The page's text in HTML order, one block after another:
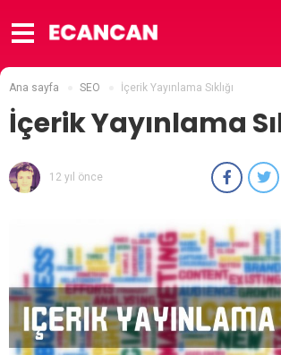
Ana sayfa SEO İçerik Yayınlama Sıklığı
İçerik Yayınlama
12 yıl önce